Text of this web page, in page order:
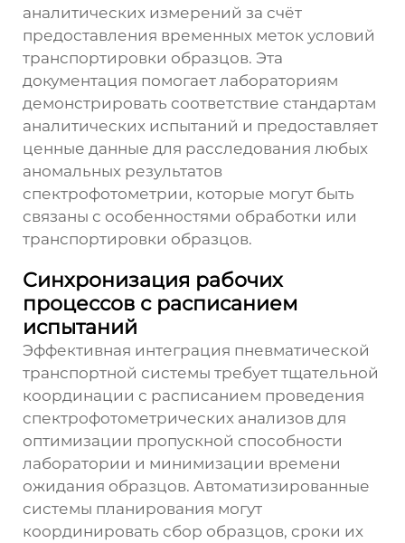
аналитических измерений за счёт
предоставления временных меток условий
транспортировки образцов. Эта
документация помогает лабораториям
демонстрировать соответствие стандартам
аналитических испытаний и предоставляет
ценные данные для расследования любых
аномальных результатов
спектрофотометрии, которые могут быть
связаны с особенностями обработки или
транспортировки образцов.
Синхронизация рабочих
процессов с расписанием
испытаний
Эффективная интеграция пневматической
транспортной системы требует тщательной
координации с расписанием проведения
спектрофотометрических анализов для
оптимизации пропускной способности
лаборатории и минимизации времени
ожидания образцов. Автоматизированные
системы планирования могут
координировать сбор образцов, сроки их